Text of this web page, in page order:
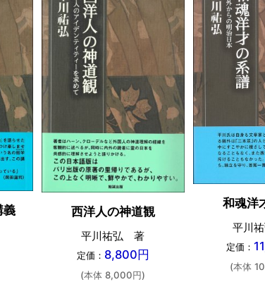
義 西洋人の神道観
平川祐弘 著
定価： 8,800円
(本体 8,000円)
和魂洋
平川
定価：
(本体